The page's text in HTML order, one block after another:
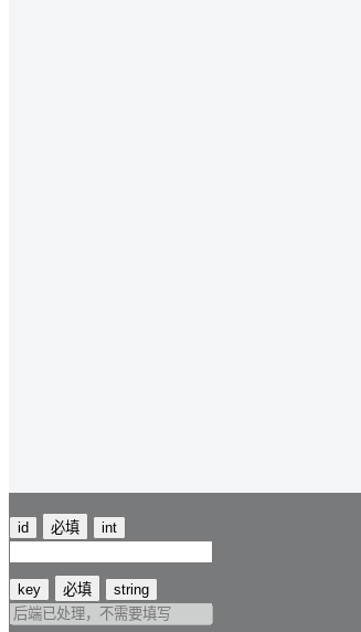
id 必填 int
key 必填 string